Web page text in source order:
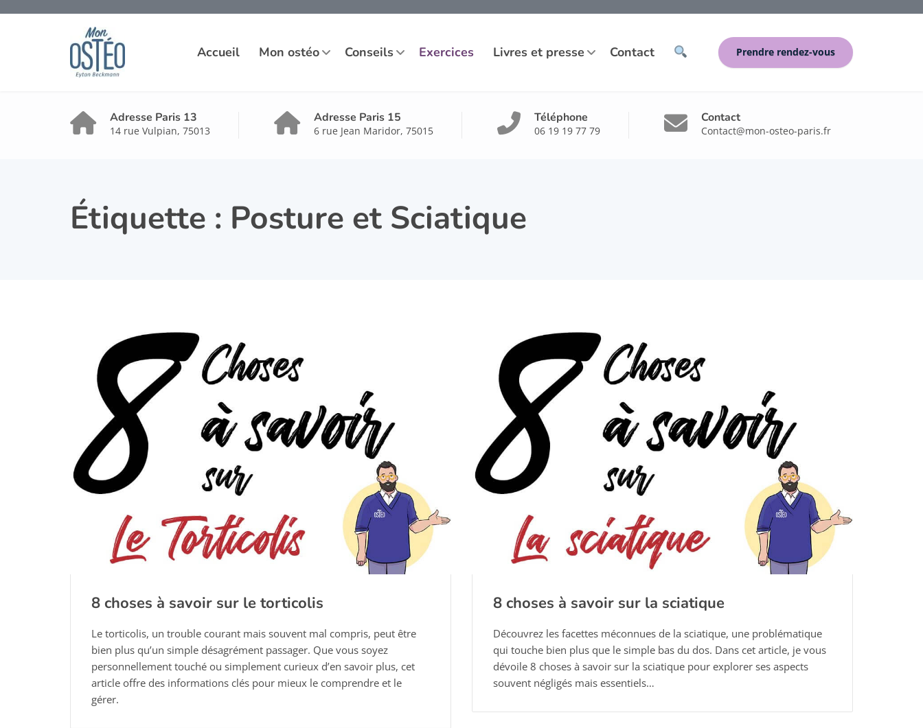
Accueil Mon ostéo Conseils Exercices Livres et presse Contact Prendre rendez-vous
Adresse Paris 13
14 rue Vulpian, 75013
Adresse Paris 15
6 rue Jean Maridor, 75015
Téléphone
06 19 19 77 79
Contact
Contact@mon-osteo-paris.fr
Étiquette : Posture et Sciatique
8 choses à savoir sur le torticolis
Le torticolis, un trouble courant mais souvent mal compris, peut être
bien plus qu’un simple désagrément passager. Que vous soyez
personnellement touché ou simplement curieux d’en savoir plus, cet
article offre des informations clés pour mieux le comprendre et le
gérer.
8 choses à savoir sur la sciatique
Découvrez les facettes méconnues de la sciatique, une problématique
qui touche bien plus que le simple bas du dos. Dans cet article, je vous
dévoile 8 choses à savoir sur la sciatique pour explorer ses aspects
souvent négligés mais essentiels…